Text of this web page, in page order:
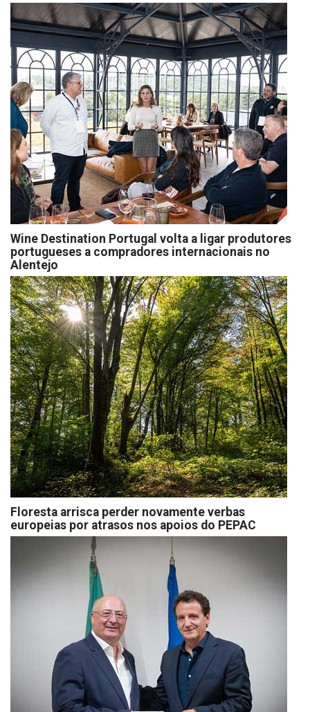
Wine Destination Portugal volta a ligar produtores
portugueses a compradores internacionais no
Alentejo
Floresta arrisca perder novamente verbas
europeias por atrasos nos apoios do PEPAC